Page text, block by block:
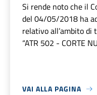
Si rende noto che il
del 04/05/2018 ha
relativo all’ambito di
“ATR 502 - CORTE
VAI ALLA PAGINA